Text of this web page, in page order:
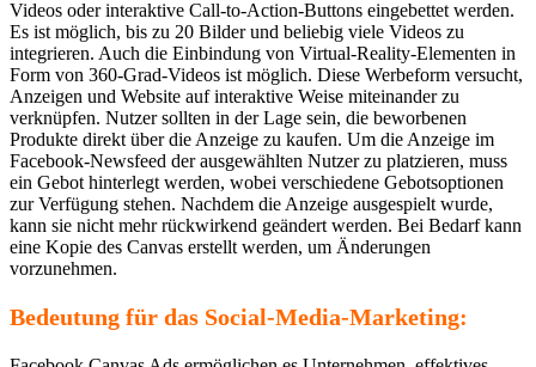
Videos oder interaktive Call-to-Action-Buttons eingebettet werden.
Es ist möglich, bis zu 20 Bilder und beliebig viele Videos zu
integrieren. Auch die Einbindung von Virtual-Reality-Elementen in
Form von 360-Grad-Videos ist möglich. Diese Werbeform versucht,
Anzeigen und Website auf interaktive Weise miteinander zu
verknüpfen. Nutzer sollten in der Lage sein, die beworbenen
Produkte direkt über die Anzeige zu kaufen. Um die Anzeige im
Facebook-Newsfeed der ausgewählten Nutzer zu platzieren, muss
ein Gebot hinterlegt werden, wobei verschiedene Gebotsoptionen
zur Verfügung stehen. Nachdem die Anzeige ausgespielt wurde,
kann sie nicht mehr rückwirkend geändert werden. Bei Bedarf kann
eine Kopie des Canvas erstellt werden, um Änderungen
vorzunehmen.
Bedeutung für das Social-Media-Marketing: